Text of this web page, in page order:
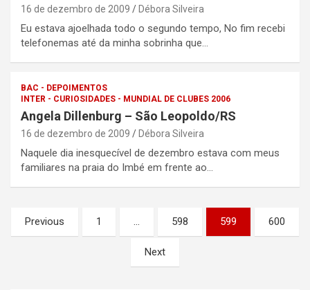
16 de dezembro de 2009 Débora Silveira
Eu estava ajoelhada todo o segundo tempo, No fim recebi
telefonemas até da minha sobrinha que…
BAC - DEPOIMENTOS
INTER - CURIOSIDADES - MUNDIAL DE CLUBES 2006
Angela Dillenburg – São Leopoldo/RS
16 de dezembro de 2009 Débora Silveira
Naquele dia inesquecível de dezembro estava com meus
familiares na praia do Imbé em frente ao…
Paginação
de
Previous 1 … 598 599 600
Next